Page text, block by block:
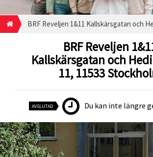
BRF Reveljen
Kallskärsgatan och
11, 11533
AVSLUTAD Du kan inte längre